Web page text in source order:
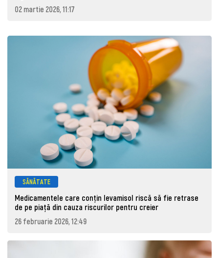
02 martie 2026, 11:17
SĂNĂTATE
Medicamentele care conțin levamisol riscă să fie retrase
de pe piaţă din cauza riscurilor pentru creier
26 februarie 2026, 12:49